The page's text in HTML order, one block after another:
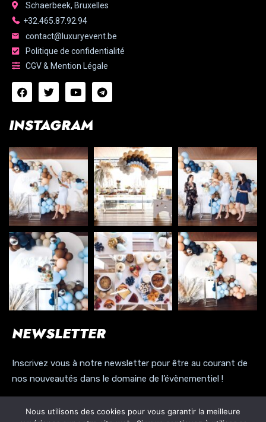
Schaerbeek, Bruxelles
+32.465.87.92.94
contact@luxuryevent.be
Politique de confidentialité
CGV & Mention Légale
INSTAGRAM
NEWSLETTER
Inscrivez vous à notre newsletter pour être au courant de
nos nouveautés dans le domaine de l’évènementiel !
Nous utilisons des cookies pour vous garantir la meilleure